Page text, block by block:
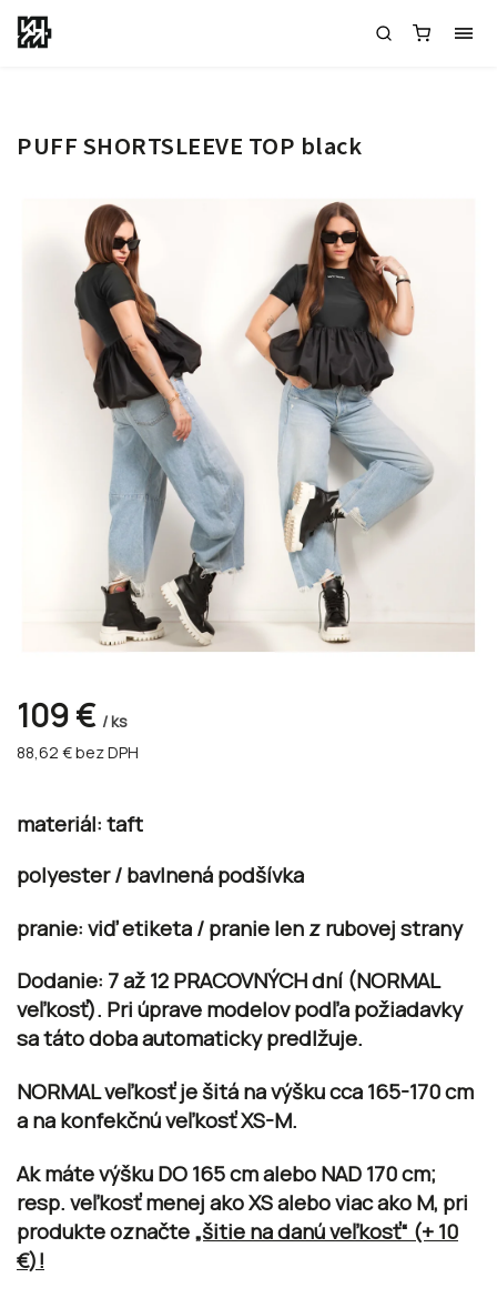
PUFF SHORTSLEEVE TOP black
109 € / ks
88,62 €bez DPH
materiál: taft
polyester / bavlnená podšívka
pranie: viď etiketa / pranie len z rubovej strany
Dodanie: 7 až 12 PRACOVNÝCH dní (NORMAL
veľkosť). Pri úprave modelov podľa požiadavky
sa táto doba automaticky predlžuje.
NORMAL veľkosť je šitá na výšku cca 165-170 cm
a na konfekčnú veľkosť XS-M.
Ak máte výškuDO 165 cmaleboNAD 170 cm;
resp. veľkosťmenej ako XS alebo viac ako M, pri
produkte označte„šitie na danú veľkosť“ (+ 10
€)!